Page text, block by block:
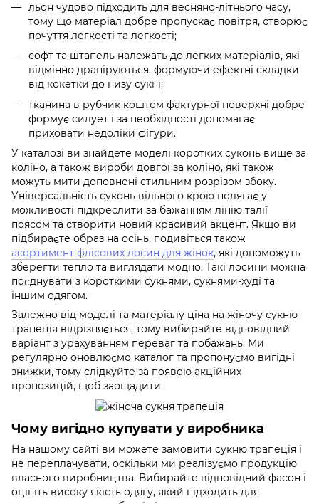
льон чудово підходить для весняно-літнього часу,
тому що матеріал добре пропускає повітря, створює
почуття легкості та легкості;
софт та штапель належать до легких матеріалів, які
відмінно драпіруються, формуючи ефектні складки
від кокетки до низу сукні;
тканина в рубчик коштом фактурної поверхні добре
формує силует і за необхідності допомагає
приховати недоліки фігури.
У каталозі ви знайдете моделі коротких суконь вище за
коліно, а також вироби довгої за коліно, які також
можуть мити доповнені стильним розрізом збоку.
Універсальність суконь вільного крою полягає у
можливості підкреслити за бажанням лінію талії
поясом та створити новий красивий акцент. Якщо ви
підбираєте образ на осінь, подивіться також
асортимент флісових лосин для жінок, які допоможуть
зберегти тепло та виглядати модно. Такі лосини можна
поєднувати з короткими сукнями, сукнями-худі та
іншим одягом.
Залежно від моделі та матеріалу ціна на жіночу сукню
трапеція відрізняється, тому вибирайте відповідний
варіант з урахуванням переваг та побажань. Ми
регулярно оновлюємо каталог та пропонуємо вигідні
знижки, тому слідкуйте за появою акційних
пропозицій, щоб заощадити.
Чому вигідно купувати у виробника
На нашому сайті ви можете замовити сукню трапеція і
не переплачувати, оскільки ми реалізуємо продукцію
власного виробництва. Вибирайте відповідний фасон і
оцініть високу якість одягу, який підходить для